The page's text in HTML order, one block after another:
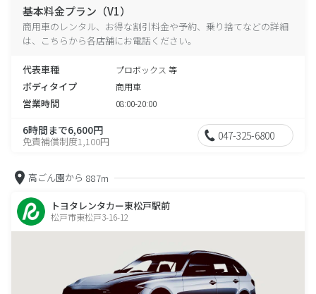
基本料金プラン（V1）
商用車のレンタル、お得な割引料金や予約、乗り捨てなどの詳細
は、こちらから各店舗にお電話ください。
代表車種 プロボックス 等
ボディタイプ 商用車
営業時間 08:00-20:00
6時間まで6,600円
免責補償制度1,100円 047-325-6800
高ごん園から 887m
トヨタレンタカー東松戸駅前
松戸市東松戸3-16-12